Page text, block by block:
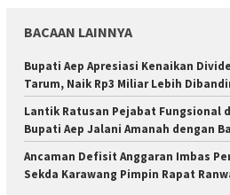
BACAAN LAINNYA
Bupati Aep Apresiasi Kenaikan
Tarum, Naik Rp3 Miliar Lebih
Lantik Ratusan Pejabat Fungsional
Bupati Aep Jalani Amanah dengan
Ancaman Defisit Anggaran Imbas
Sekda Karawang Pimpin Rapat